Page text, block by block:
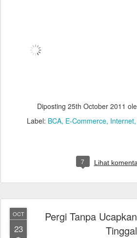
Diposting 25th October 2011
Label: BCA E-Commerce Internet
7 Lihat
OCT
23
Pergi Tanpa
Tinggal